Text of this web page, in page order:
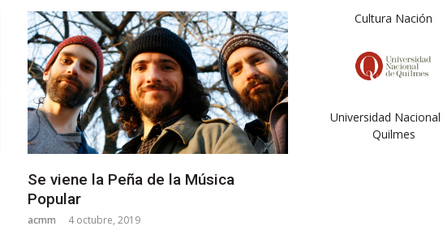
Se viene la Peña de la Música
Popular
acmm 4 octubre, 2019
Cultura Nación
Universidad Nacional
Quilmes